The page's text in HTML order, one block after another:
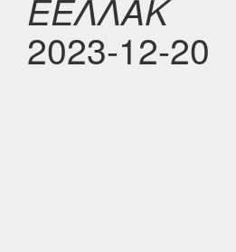
ΕΕΛΛΑΚ
2023-12-20